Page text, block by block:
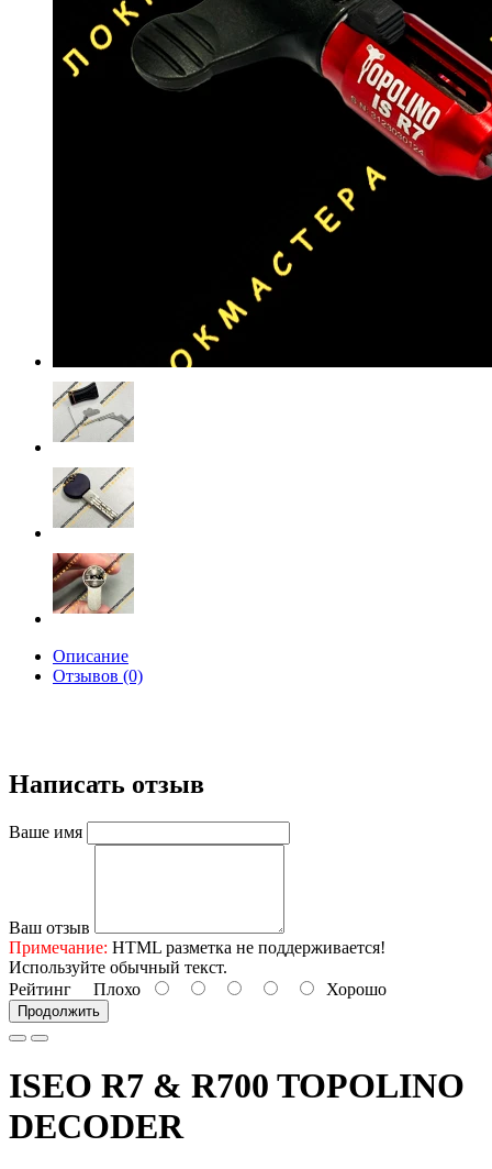
Описание
Отзывов (0)
Написать отзыв
Ваше имя
Ваш отзыв
Примечание: HTML разметка не поддерживается!
Используйте обычный текст.
Рейтинг Плохо Хорошо
Продолжить
ISEO R7 & R700 TOPOLINO
DECODER